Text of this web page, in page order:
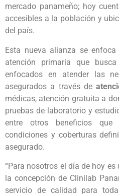
mercado panameño; hoy
accesibles a la población y
del país.
Esta nueva alianza se
atención primaria que
enfocados en atender las
asegurados a través de
médicas, atención gratuita a
pruebas de laboratorio y
entre otros beneficios
condiciones y coberturas
asegurado.
“Para nosotros el día de hoy
la concepción de Clinilab
servicio de calidad para